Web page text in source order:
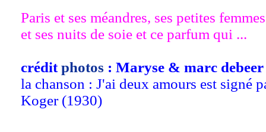
Paris et ses méandres, ses petites
et ses nuits de soie et ce parfum qui ...
créditphotos : Maryse & marc
la chanson : J'ai deux amours est signé
Koger (1930)